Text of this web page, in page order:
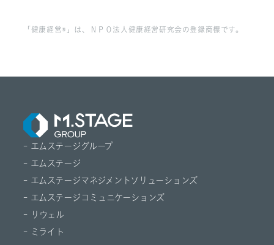
「健康経営®」は、ＮＰＯ法人健康経営研究会の登録商標です。
- エムステージグループ
- エムステージ
- エムステージマネジメントソリューションズ
- エムステージコミュニケーションズ
- リウェル
- ミライト